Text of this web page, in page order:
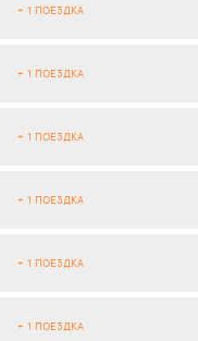
+ 1 ПОЕЗДКА
+ 1 ПОЕЗДКА
+ 1 ПОЕЗДКА
+ 1 ПОЕЗДКА
+ 1 ПОЕЗДКА
+ 1 ПОЕЗДКА